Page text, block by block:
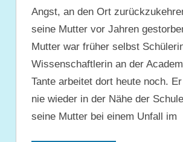
Angst, an den Ort
seine Mutter vor Jahren
Mutter war früher selbst
Wissenschaftlerin an der
Tante arbeitet dort heute noch.
nie wieder in der Nähe der
seine Mutter bei einem Unfall im